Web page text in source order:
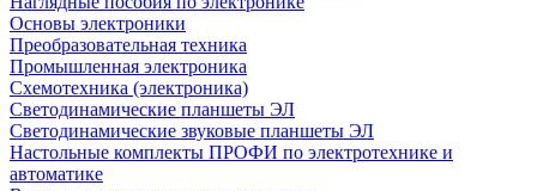
Основы электроники
Преобразовательная техника
Промышленная электроника
Схемотехника (электроника)
Светодинамические планшеты ЭЛ
Светодинамические звуковые планшеты ЭЛ
Настольные комплекты ПРОФИ по электротехнике и
автоматике